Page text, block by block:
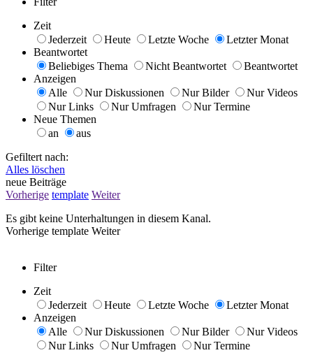
Zeit
Jederzeit
Heute Letzte Woche
Letzter Monat
Beantwortet
Beliebiges Thema
Nicht Beantwortet
Beantwortet
Anzeigen
Alle
Nur Diskussionen Nur Bilder
Nur Videos
Nur Links
Nur Umfragen
Nur Termine
Neue Themen
an
aus
Gefiltert nach:
Alles löschen
neue Beiträge
Vorherige template Weiter
Es gibt keine Unterhaltungen in diesem Kanal.
Vorherige template Weiter
Filter
Zeit
Jederzeit
Heute Letzte Woche
Letzter Monat
Anzeigen
Alle
Nur Diskussionen Nur Bilder
Nur Videos
Nur Links
Nur Umfragen
Nur Termine